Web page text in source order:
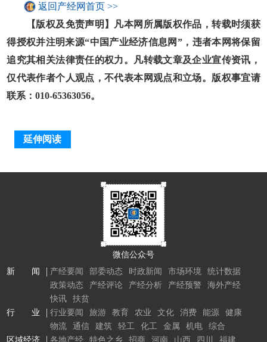
返回产经网首页 >>
【版权及免责声明】凡本网所属版权作品，转载时须获
得授权并注明来源“中国产业经济信息网”，违者本网将保留
追究其相关法律责任的权力。凡转载文章及企业宣传资讯，
仅代表作者个人观点，不代表本网观点和立场。版权事宜请
联系：010-65363056。
延伸阅读
微信公众号
新 闻
产经要闻 部委动态 时政新闻 市场环境
统计数据
政策动态
产经评论 产经分析 产经预警
海外产经
快讯
扶贫
行 业
行业要闻 旅游 教育 农业 文化 消费 能源
健康
物流
通信 建筑 轻工 化工 金属 机电
综合
区域经济
各地产经 特色之乡 招商 河南 山西 四川 福建